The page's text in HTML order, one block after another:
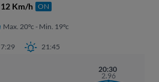
12 Km/h ON
Max. 20ºc - Min. 19ºc
7:29 21:45
20:30
2.96